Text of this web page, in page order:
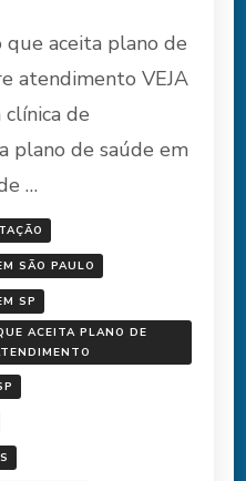
aceita plano de
atendimento VEJA
de
plano de saúde em
…
SÃO PAULO
SP
ACEITA PLANO DE